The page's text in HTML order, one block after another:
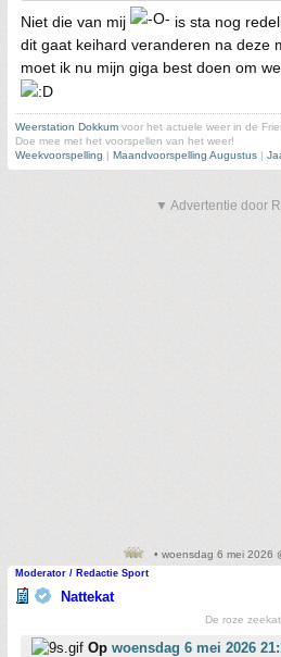
Niet die van mij
is sta nog
dit gaat keihard veranderen na deze
moet ik nu mijn giga best doen om
Weerstation Dokkum voor het actuele weer in de
Doe mee met het voorspellen van het weer!
Weekvoorspelling | Maandvoorspelling Augustus |
▼ Advertentie door
• woensdag 6 mei 2026
Moderator / Redactie Sport
Nattekat
De roze zeekat
Op woensdag 6 mei 2026